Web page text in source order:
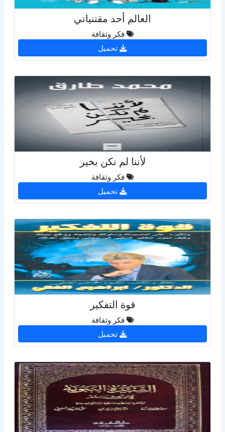
العالم أحد مقتنياتي
فكر وثقافة
تحميل
لأننا لم نكن بخير
فكر وثقافة
تحميل
قوة التفكير
فكر وثقافة
تحميل